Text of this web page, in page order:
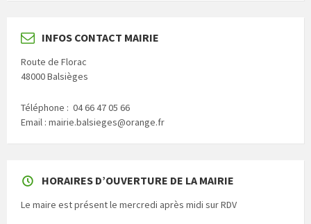
INFOS CONTACT MAIRIE
Route de Florac
48000 Balsièges
Téléphone : 04 66 47 05 66
Email : mairie.balsieges@orange.fr
HORAIRES D’OUVERTURE DE LA MAIRIE
Le maire est présent le mercredi après midi sur RDV